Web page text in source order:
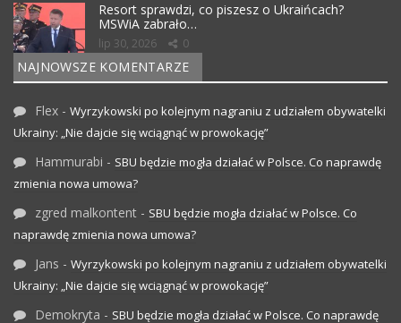
Resort sprawdzi, co piszesz o Ukraińcach?
MSWiA zabrało…
lip 30, 2026 0
NAJNOWSZE KOMENTARZE
Flex - Wyrzykowski po kolejnym nagraniu z udziałem obywatelki
Ukrainy: „Nie dajcie się wciągnąć w prowokację”
Hammurabi - SBU będzie mogła działać w Polsce. Co naprawdę
zmienia nowa umowa?
zgred malkontent - SBU będzie mogła działać w Polsce. Co
naprawdę zmienia nowa umowa?
Jans - Wyrzykowski po kolejnym nagraniu z udziałem obywatelki
Ukrainy: „Nie dajcie się wciągnąć w prowokację”
Demokryta - SBU będzie mogła działać w Polsce. Co naprawdę